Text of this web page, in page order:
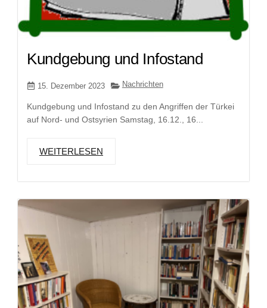
Kundgebung und Infostand
15. Dezember 2023 Nachrichten
Kundgebung und Infostand zu den Angriffen der Türkei
auf Nord- und Ostsyrien Samstag, 16.12., 16...
WEITERLESEN